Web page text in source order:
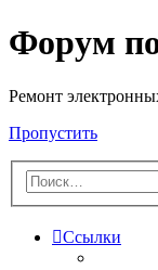
Регистрация
Форум
Ремонт
Пропустить
Ссылки